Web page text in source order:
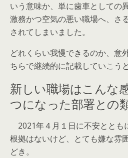
いう意味か、単に歯車としての
激務かつ空気の悪い職場へ、さ
されてしまいました。
どれくらい我慢できるのか、意
ちらで継続的に記載していこう
新しい職場はこんな
つになった部署との
2021年４月１日に不安ととも
根拠はないけど、とても嫌な雰
どき。